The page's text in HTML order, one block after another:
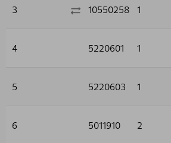
3 10550258 1
4 5220601 1
5 5220603 1
6 5011910 2